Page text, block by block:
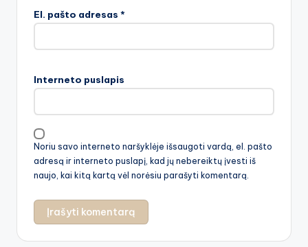
El. pašto adresas *
Interneto puslapis
Noriu savo interneto naršyklėje išsaugoti vardą, el. pašto
adresą ir interneto puslapį, kad jų nebereiktų įvesti iš
naujo, kai kitą kartą vėl norėsiu parašyti komentarą.